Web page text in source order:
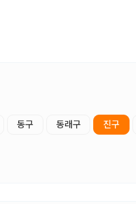
동구 동래구 진구